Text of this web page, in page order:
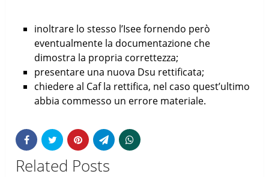
inoltrare lo stesso l’Isee fornendo però
eventualmente la documentazione che
dimostra la propria correttezza;
presentare una nuova Dsu rettificata;
chiedere al Caf la rettifica, nel caso quest’ultimo
abbia commesso un errore materiale.
Related Posts